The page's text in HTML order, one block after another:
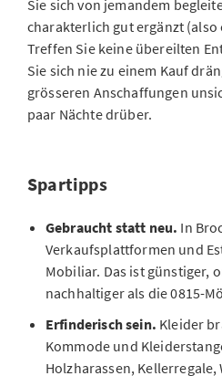
Sie sich von jemandem
charakterlich gut ergänzt
Treffen Sie keine übereilten
Sie sich nie zu einem Kauf
grösseren Anschaffungen
paar Nächte drüber.
Spartipps
Gebraucht statt neu. In
Verkaufsplattformen und
Mobiliar. Das ist günstiger,
nachhaltiger als die 0815-
Erfinderisch sein. Kleider
Kommode und
Holzharassen,